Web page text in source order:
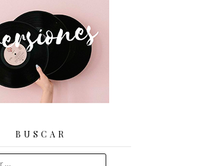
BUSCAR